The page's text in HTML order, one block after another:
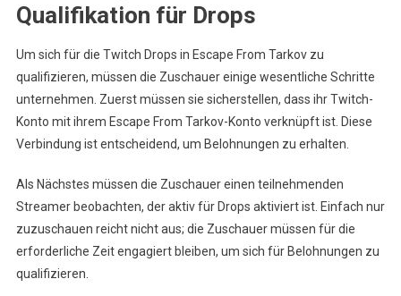
Qualifikation für Drops
Um sich für die Twitch Drops in Escape From Tarkov zu
qualifizieren, müssen die Zuschauer einige wesentliche Schritte
unternehmen. Zuerst müssen sie sicherstellen, dass ihr Twitch-
Konto mit ihrem Escape From Tarkov-Konto verknüpft ist. Diese
Verbindung ist entscheidend, um Belohnungen zu erhalten.
Als Nächstes müssen die Zuschauer einen teilnehmenden
Streamer beobachten, der aktiv für Drops aktiviert ist. Einfach nur
zuzuschauen reicht nicht aus; die Zuschauer müssen für die
erforderliche Zeit engagiert bleiben, um sich für Belohnungen zu
qualifizieren.